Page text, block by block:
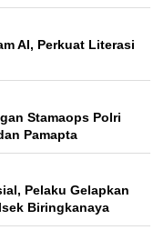
AI, Perkuat Literasi
Stamaops Polri
Pamapta
Pelaku Gelapkan
Biringkanaya